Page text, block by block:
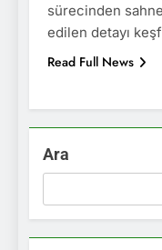
sürecinden
edilen detayı
Read Full News
Ara